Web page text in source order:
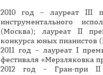
Д
О
И
д
2010 год – лауреат III
инструментального
(Москва); лауреат II
конкурса юных пианистов
2011 год – лауреат I
фестиваля «Мерзляковка
2012 год – Гран-при II